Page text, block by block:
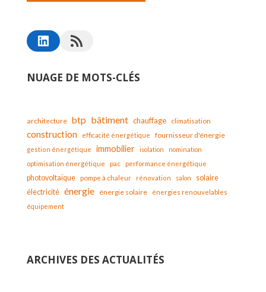
NUAGE DE MOTS-CLÉS
architecture btp bâtiment chauffage climatisation
construction efficacité énergétique fournisseur d'énergie
gestion énergétique immobilier isolation
nomination
optimisation énergétique
pac performance énergétique
photovoltaïque pompe à chaleur rénovation salon solaire
électricité énergie énergie solaire
énergies renouvelables
équipement
ARCHIVES DES ACTUALITÉS